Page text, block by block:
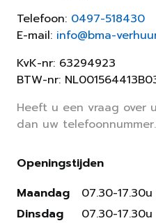
Telefoon: 0497-518430
E-mail: info@bma-
KvK-nr: 63294923
BTW-nr:
Heeft u een vraag over
dan uw telefoonnummer.
Openingstijden
Maandag
Dinsdag
07.30-17.30u
07.30-17.30u